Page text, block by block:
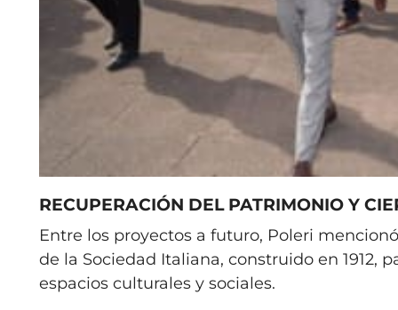
RECUPERACIÓN DEL PATRIMONIO Y
Entre los proyectos a futuro, Poleri
de la Sociedad Italiana, construido en 1912,
espacios culturales y sociales.